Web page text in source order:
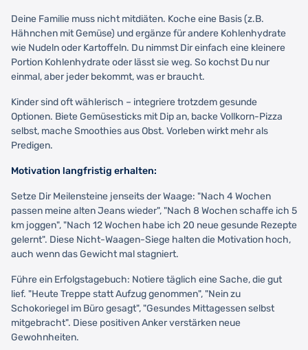
Deine Familie muss nicht mitdiäten. Koche eine Basis (z.B.
Hähnchen mit Gemüse) und ergänze für andere Kohlenhydrate
wie Nudeln oder Kartoffeln. Du nimmst Dir einfach eine kleinere
Portion Kohlenhydrate oder lässt sie weg. So kochst Du nur
einmal, aber jeder bekommt, was er braucht.
Kinder sind oft wählerisch – integriere trotzdem gesunde
Optionen. Biete Gemüsesticks mit Dip an, backe Vollkorn-Pizza
selbst, mache Smoothies aus Obst. Vorleben wirkt mehr als
Predigen.
Motivation langfristig erhalten:
Setze Dir Meilensteine jenseits der Waage: "Nach 4 Wochen
passen meine alten Jeans wieder", "Nach 8 Wochen schaffe ich 5
km joggen", "Nach 12 Wochen habe ich 20 neue gesunde Rezepte
gelernt". Diese Nicht-Waagen-Siege halten die Motivation hoch,
auch wenn das Gewicht mal stagniert.
Führe ein Erfolgstagebuch: Notiere täglich eine Sache, die gut
lief. "Heute Treppe statt Aufzug genommen", "Nein zu
Schokoriegel im Büro gesagt", "Gesundes Mittagessen selbst
mitgebracht". Diese positiven Anker verstärken neue
Gewohnheiten.